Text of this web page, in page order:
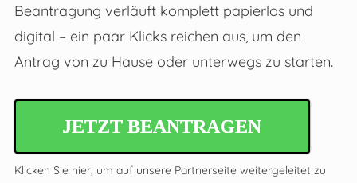
Beantragung verläuft komplett papierlos und
digital – ein paar Klicks reichen aus, um den
Antrag von zu Hause oder unterwegs zu starten.
JETZT BEANTRAGEN
Klicken Sie hier, um auf unsere Partnerseite weitergeleitet zu